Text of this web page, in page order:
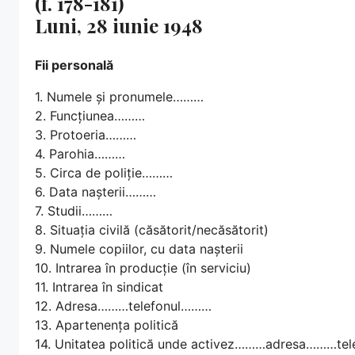
Luni, 28 iunie 1948
Fii personală
1. Numele și pronumele………
2. Funcțiunea………
3. Protoeria………
4. Parohia………
5. Circa de poliție………
6. Data nașterii………
7. Studii………
8. Situația civilă (căsătorit/necăsătorit)
9. Numele copiilor, cu data nașterii
10. Intrarea în producție (în serviciu)
11. Intrarea în sindicat
12. Adresa………telefonul………
13. Apartenența politică
14. Unitatea politică unde